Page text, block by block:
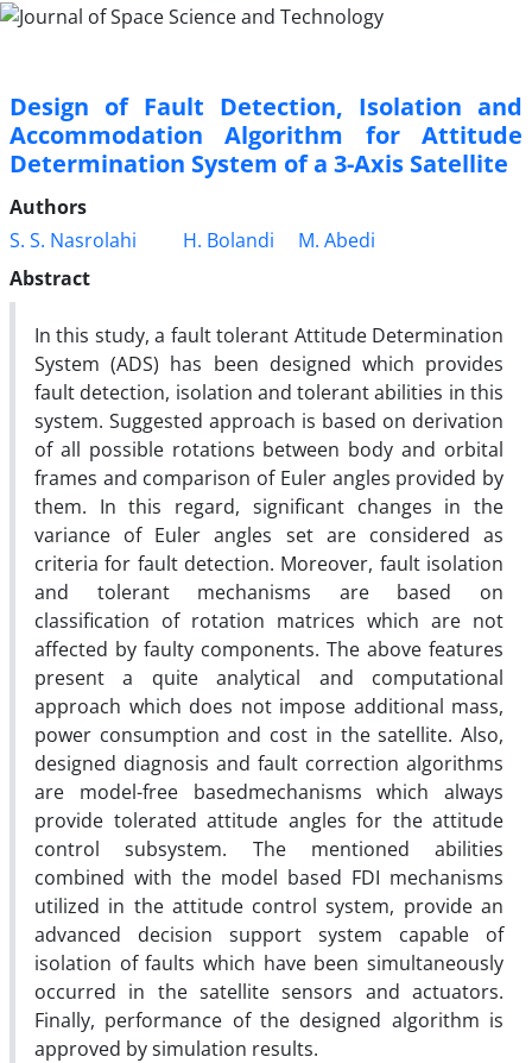
Design of Fault Detection, Isolation and
Accommodation Algorithm for Attitude
Determination System of a 3-Axis Satellite
Authors
S. S. Nasrolahi
H. Bolandi
M. Abedi
Abstract
In this study, a fault tolerant Attitude Determination
System (ADS) has been designed which provides
fault detection, isolation and tolerant abilities in this
system. Suggested approach is based on derivation
of all possible rotations between body and orbital
frames and comparison of Euler angles provided by
them. In this regard, significant changes in the
variance of Euler angles set are considered as
criteria for fault detection. Moreover, fault isolation
and tolerant mechanisms are based on
classification of rotation matrices which are not
affected by faulty components. The above features
present a quite analytical and computational
approach which does not impose additional mass,
power consumption and cost in the satellite. Also,
designed diagnosis and fault correction algorithms
are model-free basedmechanisms which always
provide tolerated attitude angles for the attitude
control subsystem. The mentioned abilities
combined with the model based FDI mechanisms
utilized in the attitude control system, provide an
advanced decision support system capable of
isolation of faults which have been simultaneously
occurred in the satellite sensors and actuators.
Finally, performance of the designed algorithm is
approved by simulation results.